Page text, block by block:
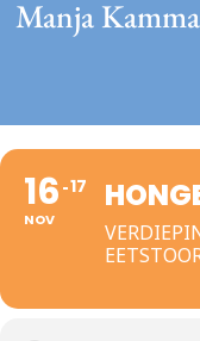
Manja
16
NOV
17